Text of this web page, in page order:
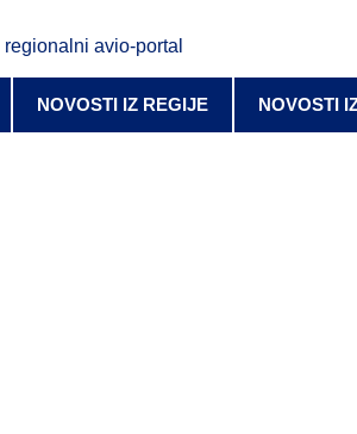
regionalni avio-portal
NOVOSTI IZ REGIJE NOVOSTI